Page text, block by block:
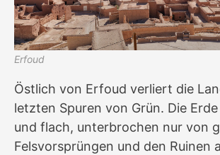
Erfoud
Östlich von Erfoud verliert die
letzten Spuren von Grün. Die
und flach, unterbrochen nur von
Felsvorsprüngen und den Ruinen